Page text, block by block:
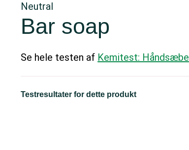
Neutral
Bar soap
Se hele testen af Kemitest: Håndsæbe
Testresultater for dette produkt